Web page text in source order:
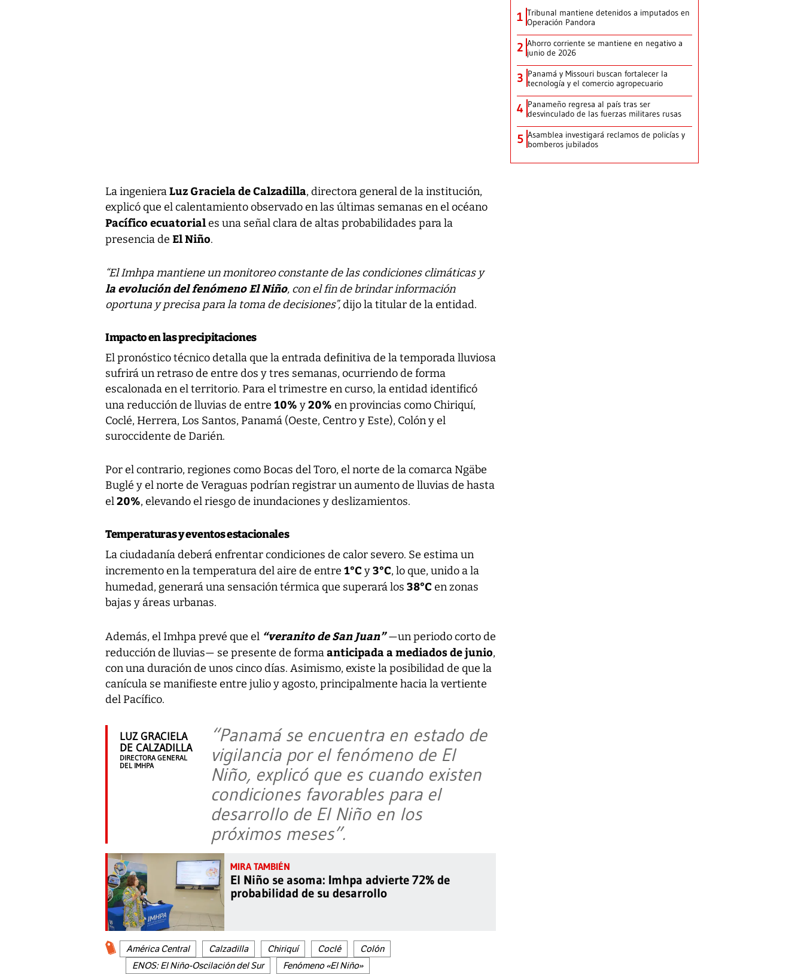
La ingenieraLuz Graciela de Calzadilla, directora general de la institución,
explicó que el calentamiento observado en las últimas semanas en el océano
Pacífico ecuatoriales una señal clara de altas probabilidades para la
presencia de El Niño.
“El Imhpa mantiene un monitoreo constante de las condiciones climáticas y
la evolución del fenómeno El Niño, con el fin de brindar información
oportuna y precisa para la toma de decisiones”,dijo la titular de la entidad.
Impacto en las precipitaciones
El pronóstico técnico detalla que la entrada definitiva de la temporada lluviosa
sufrirá un retraso de entre dos y tres semanas, ocurriendo de forma
escalonada en el territorio. Para el trimestre en curso, la entidad identificó
una reducción de lluvias de entre 10% y20% en provincias como Chiriquí,
Coclé, Herrera, Los Santos, Panamá (Oeste, Centro y Este), Colón y el
suroccidente de Darién.
Por el contrario, regiones como Bocas del Toro, el norte de la comarca Ngäbe
Buglé y el norte de Veraguas podrían registrar un aumento de lluvias de hasta
el20%, elevando el riesgo de inundaciones y deslizamientos.
Temperaturas y eventos estacionales
La ciudadanía deberá enfrentar condiciones de calor severo. Se estima un
incremento en la temperatura del aire de entre 1°C y3°C, lo que, unido a la
humedad, generará una sensación térmica que superará los 38°C en zonas
bajas y áreas urbanas.
Además, el Imhpa prevé que el “veranito de San Juan”—un periodo corto de
reducción de lluvias— se presente de formaanticipada a mediados de junio,
con una duración de unos cinco días. Asimismo, existe la posibilidad de que la
canícula se manifieste entre julio y agosto, principalmente hacia la vertiente
del Pacífico.
LUZ GRACIELA
DE CALZADILLA
DIRECTORA GENERAL
DEL IMHPA
“Panamá se encuentra en estado de
vigilancia por el fenómeno de El
Niño, explicó que es cuando existen
condiciones favorables para el
desarrollo de El Niño en los
próximos meses”.
El Niño se asoma: Imhpa advierte 72% de
probabilidad de su desarrollo
América Central Calzadilla Chiriquí Coclé
Colón
ENOS: El Niño-Oscilación del Sur
Fenómeno «El Niño»
1 Tribunal mantiene detenidos a imputados en
Operación Pandora
2 Ahorro corriente se mantiene en negativo a
junio de 2026
3 Panamá y Missouri buscan fortalecer la
tecnología y el comercio agropecuario
4 Panameño regresa al país tras ser
desvinculado de las fuerzas militares rusas
5 Asamblea investigará reclamos de policías y
bomberos jubilados